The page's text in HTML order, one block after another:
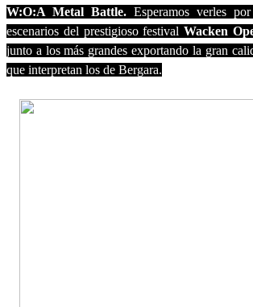
W:O:A Metal Battle. Esperamos verles
escenarios del prestigioso festival Wacken
junto a los más grandes exportando la gran
que interpretan los de Bergara.